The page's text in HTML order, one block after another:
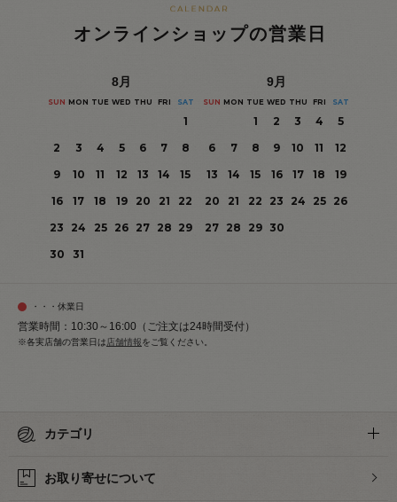
オンラインショップの営業日
8月
SUN MON TUE WED THU FRI SAT
1
2
3 4 5 6 7
8
9
10 11 12 13 14
15
16
17 18 19 20 21
22
23
24 25 26 27 28 29
30
31
9月
SUN MON TUE WED THU FRI SAT
1 2 3 4
5
6
7 8 9 10 11
12
13
14 15 16 17 18
19
20
21 22 23 24 25
26
27 28 29 30
・・・休業日
営業時間：10:30～16:00（ご注文は24時間受付）
※各実店舗の営業日は 店舗情報をご覧ください。
カテゴリ
お取り寄せについて